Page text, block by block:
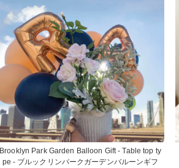
Brooklyn Park Garden Balloon Gift - Table top ty
pe - ブルックリンパークガーデンバルーンギフ